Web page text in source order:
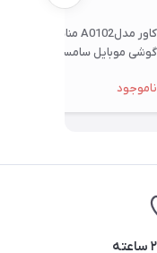
کاور مدلA0102 مناسب برای
ناموجود